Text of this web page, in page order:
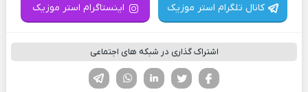
کانال تلگرام استر موزیک اینستاگرام استر موزیک
اشتراک گذاری در شبکه های اجتماعی
لینکدین تویتر
فیسوک